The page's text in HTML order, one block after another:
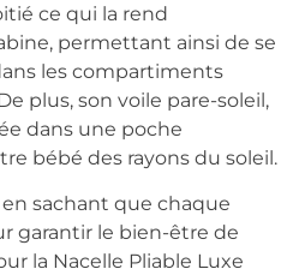
ce qui la rend
permettant ainsi de se
les compartiments
plus, son voile pare-soleil,
dans une poche
bébé des rayons du soleil.
en sachant que chaque
garantir le bien-être de
la Nacelle Pliable Luxe